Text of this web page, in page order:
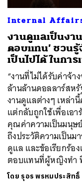
Internal
งานดูแลเป็นงา
ตอบแทน’ ชวนรู้
เป็นไปได้ ในกา
“งานที่ไม่ได้รับค่าจ้า
ล้านล้านดอลลาร์สห
งานดูแลต่างๆ เหล่า
แต่กลับถูกใช้เพื่อเอ
คุณค่าความเป็นมนุษย์
ถึงประวัติความเป็น
ดูแล และข้อเรียกร้อ
ตอบแทนที่ผู้หญิงทำ
โดย รุอร พรหมประสิทธิ์
SHARE